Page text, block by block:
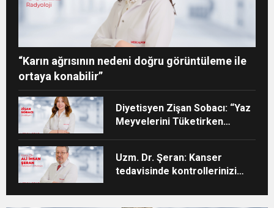
“Karın ağrısının nedeni doğru görüntüleme ile
ortaya konabilir”
Diyetisyen Zişan Sobacı: “Yaz
Meyvelerini Tüketirken
Uzm. Dr. Şeran: Kanser
tedavisinde kontrollerinizi